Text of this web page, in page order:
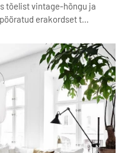
tõelist vintage-hõngu ja
erakordset t…